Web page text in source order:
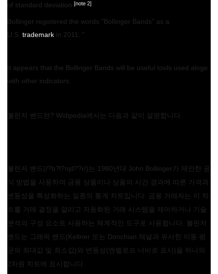
of standard deviation. [note 2]
Bollinger registered the words "Bollinger Bands" as a
U.S. trademark in 2011. "
It appears that the Bollinger Bands will be useful tools used aloge
with other indicators.
볼린저 밴드란? Widipedia에서는 다음과 같이 설명합니다.
볼린저 밴드(/?b?l?njd??r/)는 1980년대 John Bollinger가 제안한 공
식 방법을 사용하여 금융 상품이나 상품의 시간 경과에 따른 가격과
변동성을 특성화하는 일종의 통계 차트입니다. 금융 거래자는 이 차
트를 거래 결정을 알리고 자동화된 거래 시스템을 제어하거나 기술
분석의 구성 요소로 사용하는 체계적인 도구로 사용합니다. 볼린저
밴드는 그래픽 밴드(Keltner 또는 Donchian 채널과 유사한 이동 평
균의 최대값 및 최소값)와 변동성(엔벨로프 너비로 표시)을 하나의
2차원 차트에 표시합니다.